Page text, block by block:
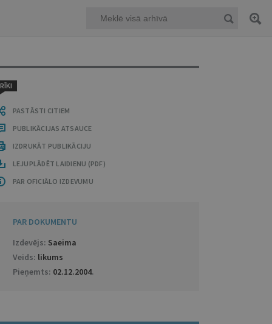
RĪKI
PASTĀSTI CITIEM
PUBLIKĀCIJAS ATSAUCE
IZDRUKĀT PUBLIKĀCIJU
LEJUPLĀDĒT LAIDIENU (PDF)
PAR OFICIĀLO IZDEVUMU
PAR DOKUMENTU
Izdevējs: Saeima
Veids: likums
Pieņemts: 02.12.2004.